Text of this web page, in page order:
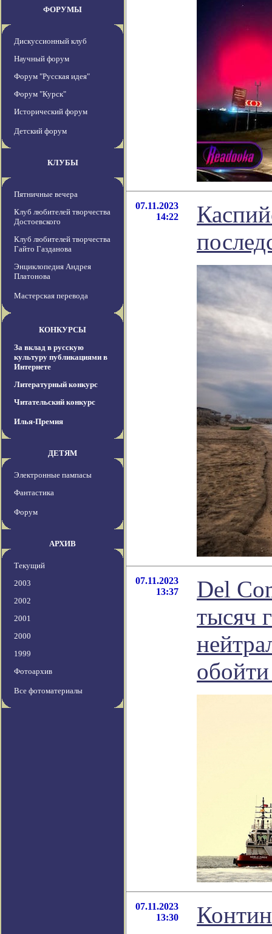
ФОРУМЫ
Дискуссионный клуб
Научный форум
Форум "Русская идея"
Форум "Курск"
Исторический форум
Детский форум
КЛУБЫ
Пятничные вечера
Клуб любителей творчества
Достоевского
Клуб любителей творчества
Гайто Газданова
Энциклопедия Андрея
Платонова
Мастерская перевода
КОНКУРСЫ
За вклад в русскую
культуру публикациями в
Интернете
Литературный конкурс
Читательский конкурс
Илья-Премия
ДЕТЯМ
Электронные пампасы
Фантастика
Форум
АРХИВ
Текущий
2003
2002
2001
2000
1999
Фотоархив
Все фотоматериалы
07.11.2023
14:22
07.11.2023
13:37
Del
тысяч
07.11.2023
13:30